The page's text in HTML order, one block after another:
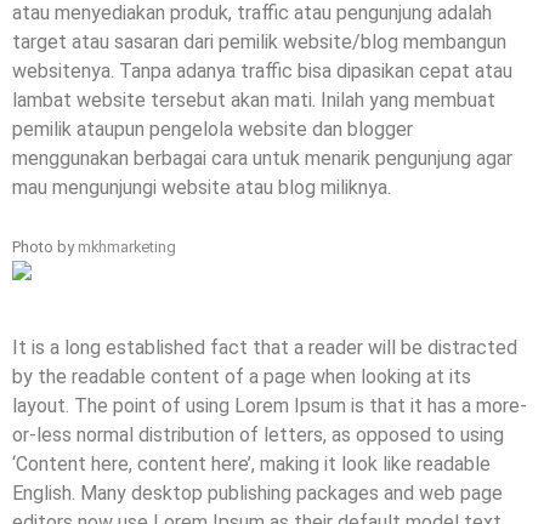
atau menyediakan produk, traffic atau pengunjung adalah
target atau sasaran dari pemilik website/blog membangun
websitenya. Tanpa adanya traffic bisa dipasikan cepat atau
lambat website tersebut akan mati. Inilah yang membuat
pemilik ataupun pengelola website dan blogger
menggunakan berbagai cara untuk menarik pengunjung agar
mau mengunjungi website atau blog miliknya.
Photo by mkhmarketing
It is a long established fact that a reader will be distracted
by the readable content of a page when looking at its
layout. The point of using Lorem Ipsum is that it has a more-
or-less normal distribution of letters, as opposed to using
‘Content here, content here’, making it look like readable
English. Many desktop publishing packages and web page